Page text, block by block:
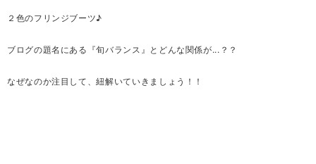
２色のフリンジブーツ♪
ブログの題名にある『旬バランス』とどんな関係が...？？
なぜなのか注目して、紐解いていきましょう！！